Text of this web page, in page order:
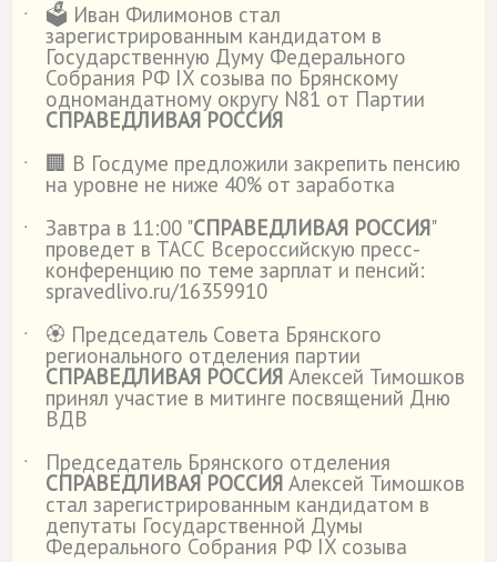
˙ 🗳️ Иван Филимонов стал
зарегистрированным кандидатом в
Государственную Думу Федерального
Собрания РФ IX созыва по Брянскому
одномандатному округу N81 от Партии
СПРАВЕДЛИВАЯ РОССИЯ
˙
🏢 В Госдуме предложили закрепить пенсию
на уровне не ниже 40% от заработка
˙
Завтра в 11:00 "СПРАВЕДЛИВАЯ РОССИЯ"
проведет в ТАСС Всероссийскую пресс-
конференцию по теме зарплат и пенсий:
spravedlivo.ru/16359910
˙
🏵️ Председатель Совета Брянского
регионального отделения партии
СПРАВЕДЛИВАЯ РОССИЯ Алексей Тимошков
принял участие в митинге посвящений Дню
ВДВ
˙
Председатель Брянского отделения
СПРАВЕДЛИВАЯ РОССИЯ Алексей Тимошков
стал зарегистрированным кандидатом в
депутаты Государственной Думы
Федерального Собрания РФ IX созыва